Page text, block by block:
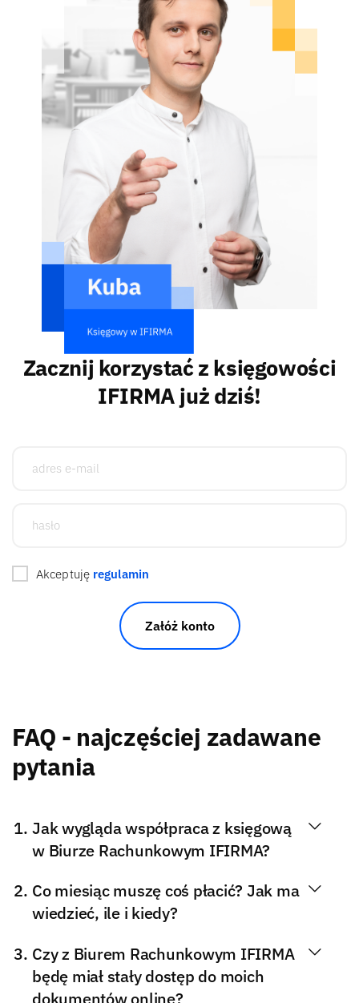
Zacznij korzystać z księgowości
IFIRMA już dziś!
Akceptuję regulamin
Załóż konto
FAQ - najczęściej zadawane
pytania
Jak wygląda współpraca z księgową
w Biurze Rachunkowym IFIRMA?
Co miesiąc muszę coś płacić? Jak ma
wiedzieć, ile i kiedy?
Czy z Biurem Rachunkowym IFIRMA
będę miał stały dostęp do moich
dokumentów online?